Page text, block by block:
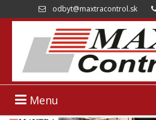
odbyt@maxtracontrol.sk
Menu